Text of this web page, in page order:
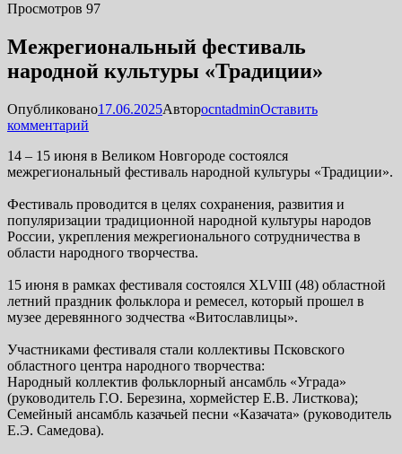
Просмотров 97
Межрегиональный фестиваль
народной культуры «Традиции»
Опубликовано17.06.2025АвторocntadminОставить
комментарий
14 – 15 июня в Великом Новгороде состоялся
межрегиональный фестиваль народной культуры «Традиции».
Фестиваль проводится в целях сохранения, развития и
популяризации традиционной народной культуры народов
России, укрепления межрегионального сотрудничества в
области народного творчества.
15 июня в рамках фестиваля состоялся XLVIII (48) областной
летний праздник фольклора и ремесел, который прошел в
музее деревянного зодчества «Витославлицы».
Участниками фестиваля стали коллективы Псковского
областного центра народного творчества:
Народный коллектив фольклорный ансамбль «Уграда»
(руководитель Г.О. Березина, хормейстер Е.В. Листкова);
Семейный ансамбль казачьей песни «Казачата» (руководитель
Е.Э. Самедова).